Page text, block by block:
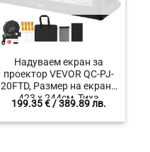
Надуваем екран за
проектор VEVOR QC-PJ-
20FTD, Размер на екрана
423 x 244см, Тиха
надуваема система,
Формат 16:9
199.35€/ 389.89 лв.